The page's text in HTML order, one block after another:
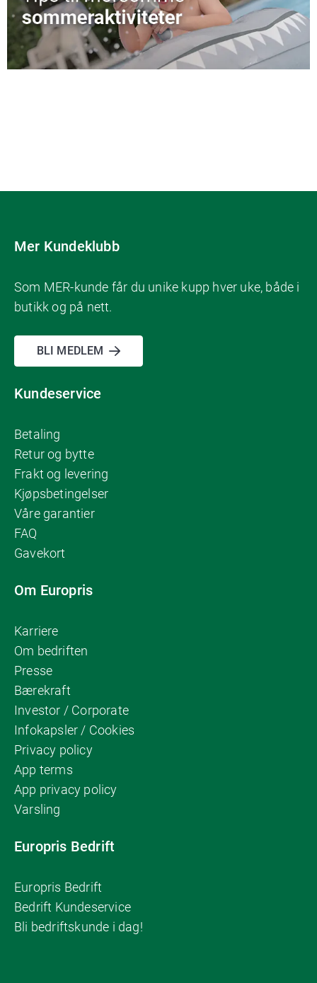
Mer Kundeklubb
Som MER-kunde får du unike kupp hver uke, både i
butikk og på nett.
BLI MEDLEM
Kundeservice
Betaling
Retur og bytte
Frakt og levering
Kjøpsbetingelser
Våre garantier
FAQ
Gavekort
Om Europris
Karriere
Om bedriften
Presse
Bærekraft
Investor / Corporate
Infokapsler / Cookies
Privacy policy
App terms
App privacy policy
Varsling
Europris Bedrift
Europris Bedrift
Bedrift Kundeservice
Bli bedriftskunde i dag!